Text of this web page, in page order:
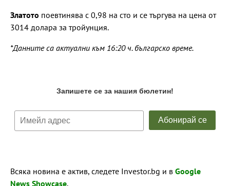
Златото поевтинява с 0,98 на сто и се търгува на цена от
3014 долара за тройунция.
*Данните са актуални към 16:20 ч. българско време.
Всяка новина е актив, следете Investor.bg и в Google
News Showcase.